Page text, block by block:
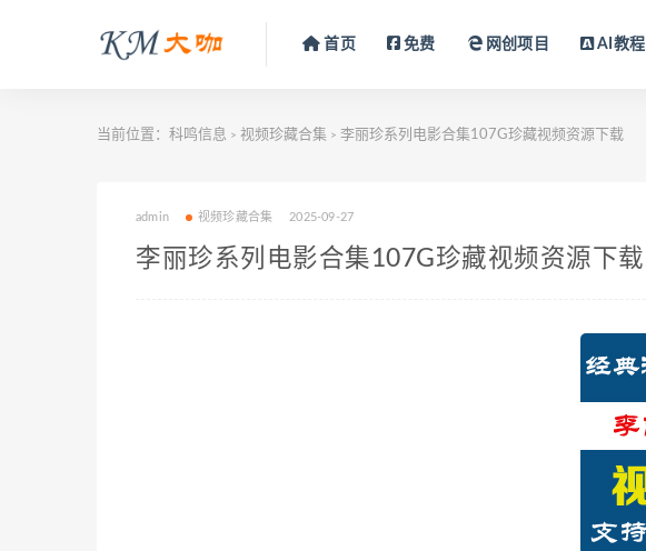
首页 免费 网创项目 AI教程
当前位置： 科鸣信息 > 视频珍藏合集 > 李丽珍系列电影合集107G珍藏视频资源下载
admin 视频珍藏合集 2025-09-27
李丽珍系列电影合集107G珍藏视频资源下载